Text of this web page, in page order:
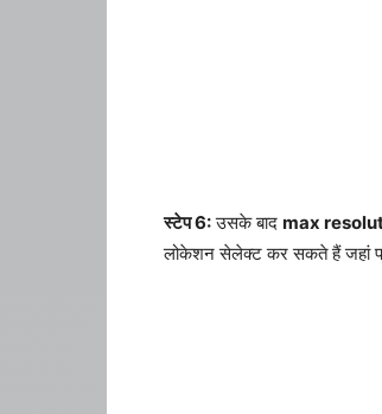
स्टेप 6:उसके बाद max
लोकेशन सेलेक्ट कर सकते हैं जहां पर